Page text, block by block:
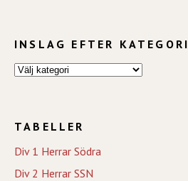
INSLAG EFTER KATEGORI
TABELLER
Div 1 Herrar Södra
Div 2 Herrar SSN